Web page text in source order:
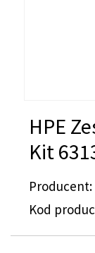
HPE
Kit
Producent
Kod